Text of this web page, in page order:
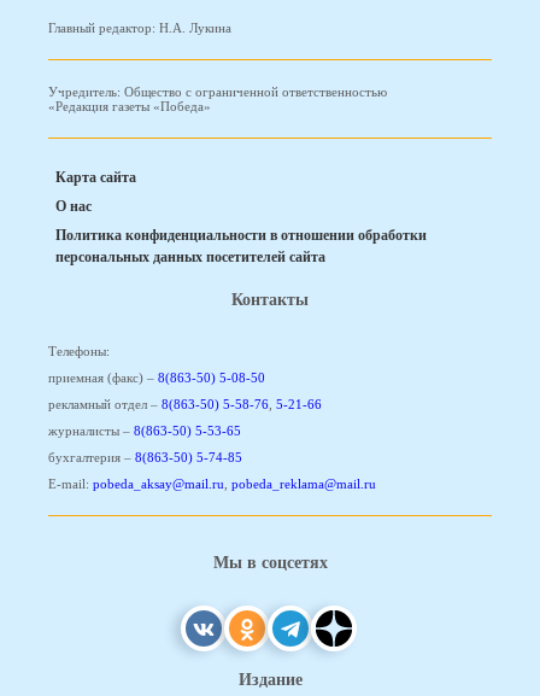
Главный редактор: Н.А. Лукина
Учредитель: Общество с ограниченной ответственностью
«Редакция газеты «Победа»
Карта сайта
О нас
Политика конфиденциальности в отношении обработки
персональных данных посетителей сайта
Контакты
Телефоны:
приемная (факс) – 8(863-50) 5-08-50
рекламный отдел – 8(863-50) 5-58-76 5-21-66
журналисты – 8(863-50) 5-53-65
бухгалтерия – 8(863-50) 5-74-85
E-mail: pobeda_aksay@mail.ru pobeda_reklama@mail.ru
Мы в соцсетях
Издание